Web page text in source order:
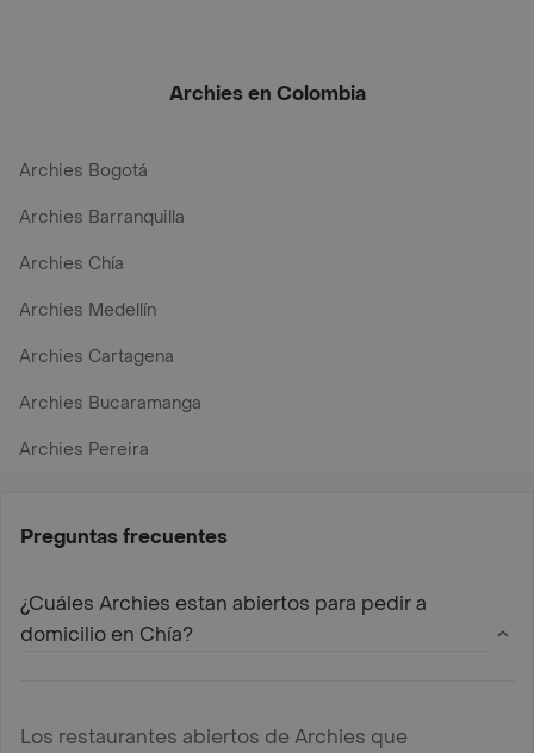
Archies en Colombia
Archies Bogotá
Archies Barranquilla
Archies Chía
Archies Medellín
Archies Cartagena
Archies Bucaramanga
Archies Pereira
Preguntas frecuentes
¿Cuáles Archies estan abiertos para pedir a
domicilio en Chía?
Los restaurantes abiertos de Archies que